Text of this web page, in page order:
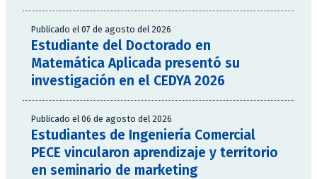
Publicado el 07 de agosto del 2026
Estudiante del Doctorado en
Matemática Aplicada presentó su
investigación en el CEDYA 2026
Publicado el 06 de agosto del 2026
Estudiantes de Ingeniería Comercial
PECE vincularon aprendizaje y territorio
en seminario de marketing